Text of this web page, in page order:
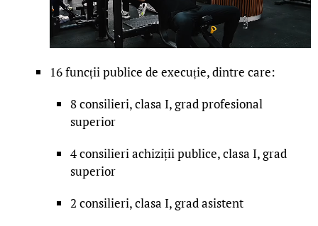
16 funcții publice de execuție, dintre care:
8 consilieri, clasa I, grad profesional
superior
4 consilieri achiziții publice, clasa I, grad
superior
2 consilieri, clasa I, grad asistent